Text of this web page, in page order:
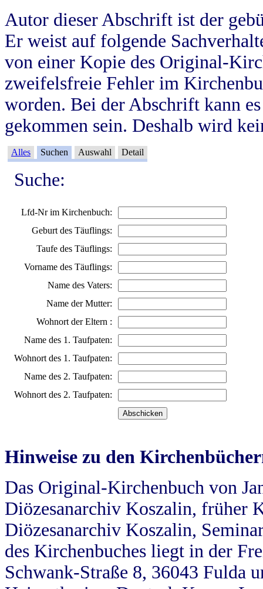
Autor dieser Abschrift ist der
Er weist auf folgende
von einer Kopie des Original-
zweifelsfreie Fehler im
worden. Bei der Abschrift kann
gekommen sein. Deshalb wird
Alles Suchen Auswahl Detail
Suche:
Lfd-Nr im Kirchenbuch:
Geburt des Täuflings:
Taufe des Täuflings:
Vorname des Täuflings:
Name des Vaters:
Name der Mutter:
Wohnort der Eltern :
Name des 1. Taufpaten:
Wohnort des 1. Taufpaten:
Name des 2. Taufpaten:
Wohnort des 2. Taufpaten:
Hinweise zu den
Das Original-Kirchenbuch von
Diözesanarchiv Koszalin, früher
Diözesanarchiv Koszalin,
des Kirchenbuches liegt in der
Schwank-Straße 8, 36043 Fulda